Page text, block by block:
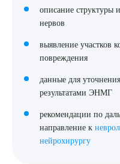
описание структуры
нервов
выявление участков
повреждения
данные для
результатами ЭНМГ
рекомендации по
направление к
нейрохирургу